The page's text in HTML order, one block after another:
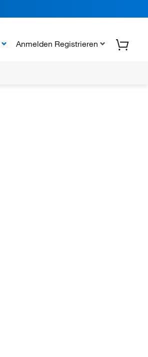
Anmelden Registrieren